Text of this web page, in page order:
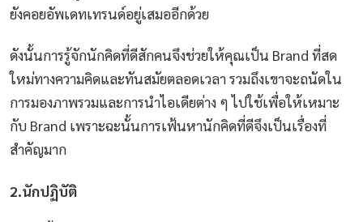
ยังคอยอัพเดทเทรนด์อยู่เสมออีกด้วย
ดังนั้นการรู้จักนักคิดที่ดีสักคนจึงช่วยให้คุณเป็น Brand ที่สด
ใหม่ทางความคิดและทันสมัยตลอดเวลารวมถึงเขาจะถนัดใน
การมองภาพรวมและการนำไอเดียต่าง ๆ ไปใช้เพื่อให้เหมาะ
กับ Brand เพราะฉะนั้นการเฟ้นหานักคิดที่ดีจึงเป็นเรื่องที่
สำคัญมาก
2.นักปฏิบัติ